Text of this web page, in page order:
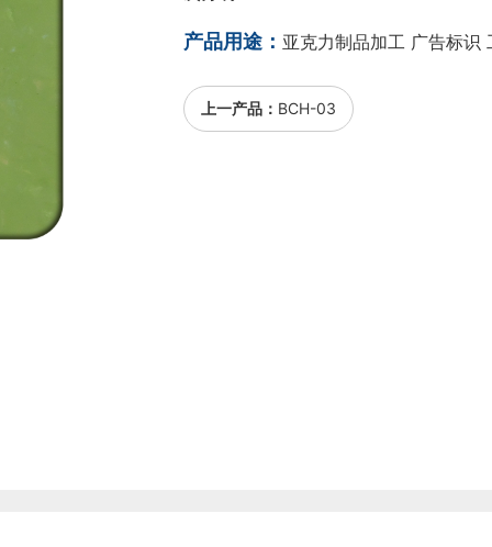
产品用途： 亚克力制品加工 广告标识
上一产品： BCH-03